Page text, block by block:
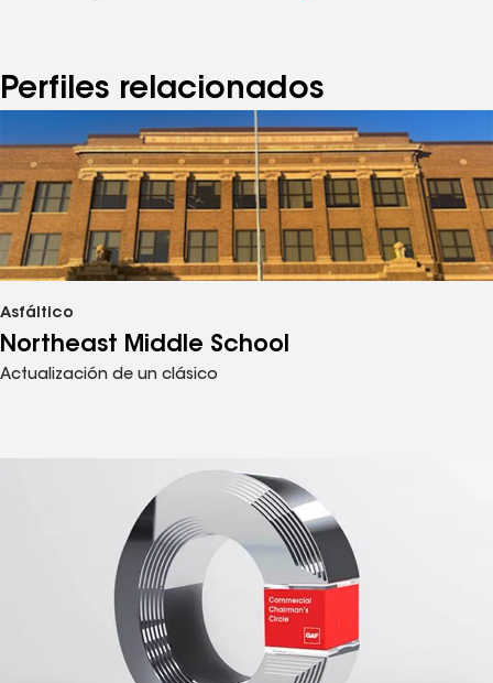
Perfiles relacionados
Northeast Middle School
Asfáltico
Actualización de un clásico